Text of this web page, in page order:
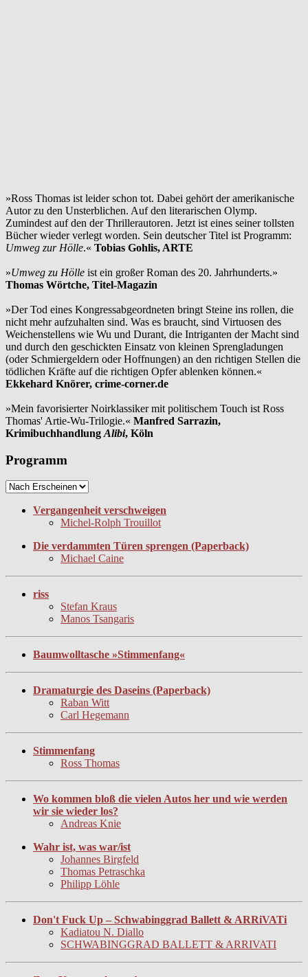
»Ross Thomas ist leider schon tot. Dabei gehört der amerikanische
Autor zu den Unsterblichen. Auf den literarischen Olymp.
Zumindest auf den der Thrillerautoren. Jetzt ist eines seiner tollsten
Bücher wieder verlegt worden. Sein deutscher Titel ist Programm:
Umweg zur Hölle.« Tobias Gohlis, ARTE
»Umweg zu Hölle ist ein großer Roman des 20. Jahrhunderts.»
Thomas Wörtche, Titel-Magazin
»Der Tod eines Kongressabgeordneten bringt Steine ins rollen, die
nicht mehr aufzuhalten sind. Was es braucht, sind Virtuosen des
Weichenstellens wie Wu und Durant, die Intriganten der Macht sind
und durch den geschickten Einsatz von kleinen Sprengladungen
(oder Schmiergeldern oder Hoffnungen) an den richtigen Stellen die
tödlichen Kräfte auf die richtigen Opfer ablenken können.«
Ekkehard Knörer, crime-corner.de
»Mein favorisierter Noirklassiker mit politischem Touch ist Ross
Thomas' Artie-Wu-Trilogie.« Manfred Sarrazin,
Krimibuchhandlung Alibi, Köln
Programm
Vergangenheit verschweigen
Michel-Rolph Trouillot
Die verdammten Türen sprengen (Paperback)
Michael Caine
riss
Stefan Kraus
Manos Tsangaris
Baumwolltasche »Stimmenfang«
Dramaturgie des Daseins (Paperback)
Raban Witt
Carl Hegemann
Stimmenfang
Ross Thomas
Wo kommen bloß die vielen Autos her und wie werden
wir sie wieder los?
Andreas Knie
Wahr ist, was war/ist
Johannes Birgfeld
Thomas Petraschka
Philipp Löhle
Don't Fuck Up – Schwabinggrad Ballett & ARRiVATi
Kadiatou N. Diallo
SCHWABINGGRAD BALLETT & ARRIVATI